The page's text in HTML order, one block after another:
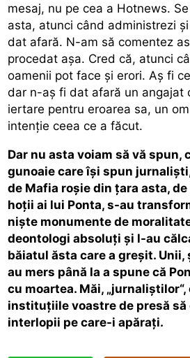
mesaj, nu pe cea a Hotnews.
asta, atunci când administrezi
dat afară. N-am să comentez
procedat aşa. Cred că, atunci
oamenii pot face şi erori. Aş fi
dar n-aş fi dat afară un angajat
iertare pentru eroarea sa, un
intenţie ceea ce a făcut.
Dar nu asta voiam să vă spun,
gunoaie care îşi spun
de Mafia roşie din ţara asta,
hoţii ai lui Ponta, s-au
nişte monumente de
deontologi absoluţi şi l-au
băiatul ăsta care a greşit. Unii,
au mers până la a spune că
cu moartea. Măi, „jurnaliştilor“,
instituţiile voastre de presă să
interlopii pe care-i apăraţi.